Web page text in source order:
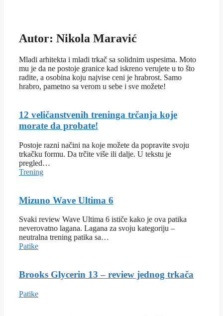
Autor: Nikola Maravić
Mladi arhitekta i mladi trkač sa solidnim uspesima. Moto
mu je da ne postoje granice kad iskreno verujete u to što
radite, a osobina koju najvise ceni je hrabrost. Samo
hrabro, pametno sa verom u sebe i sve možete!
12 veličanstvenih treninga trčanja koje
morate da probate!
Postoje razni načini na koje možete da popravite svoju
trkačku formu. Da trčite više ili dalje. U tekstu je
pregled…
Trening
Mizuno Wave Ultima 6
Svaki review Wave Ultima 6 ističe kako je ova patika
neverovatno lagana. Lagana za svoju kategoriju –
neutralna trening patika sa…
Patike
Brooks Glycerin 13 – review jednog trkača
Patike